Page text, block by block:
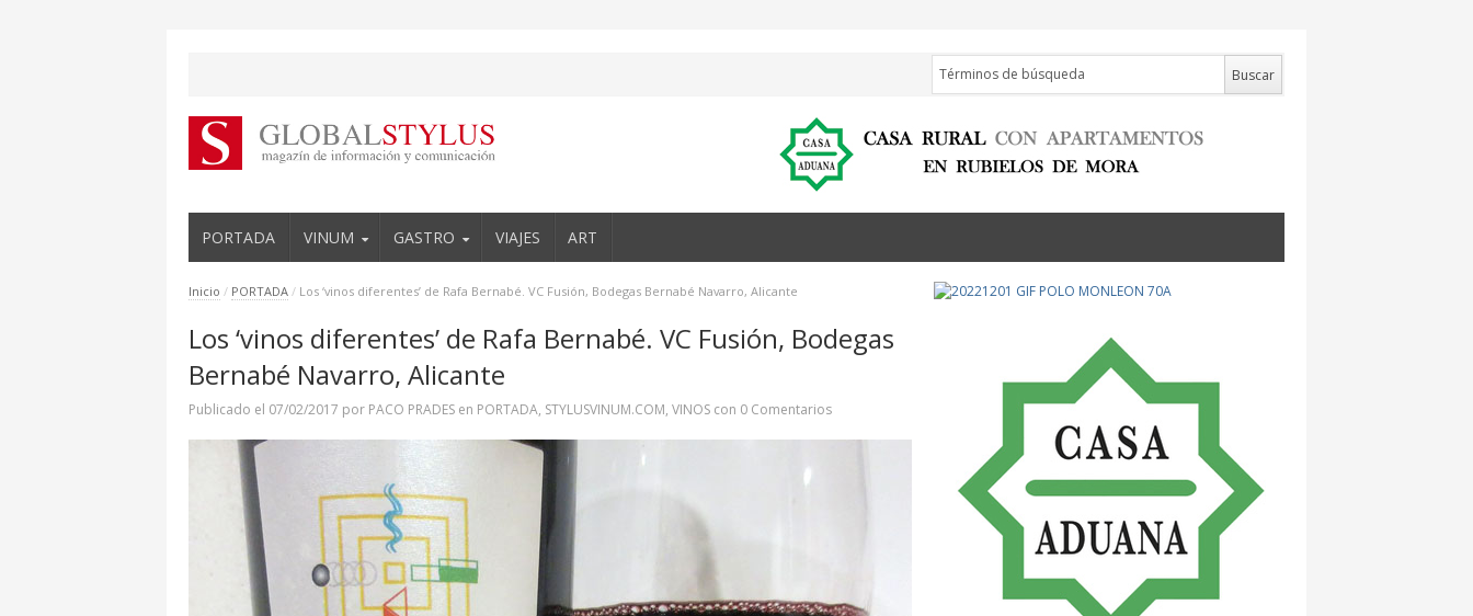
PORTADA VINUM GASTRO VIAJES ART
Inicio / PORTADA / Los ‘vinos diferentes’ de Rafa Bernabé. VC Fusión, Bodegas Bernabé Navarro, Alicante
Los ‘vinos diferentes’ de Rafa Bernabé. VC Fusión, Bodegas
Bernabé Navarro, Alicante
Publicado el 07/02/2017 por PACO PRADES en PORTADA, STYLUSVINUM.COM, VINOS con 0 Comentarios